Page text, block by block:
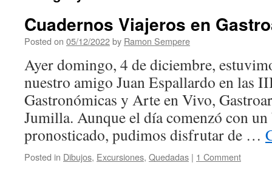
Cuadernos Viajeros en
Posted on 05/12/2022by Ramon Sempere
Ayer domingo, 4 de diciembre,
nuestro amigo Juan Espallardo en las
Gastronómicas y Arte en Vivo,
Jumilla. Aunque el día comenzó con
pronosticado, pudimos disfrutar de …
Posted in Dibujos, Excursiones, Quedadas | 1 Comment